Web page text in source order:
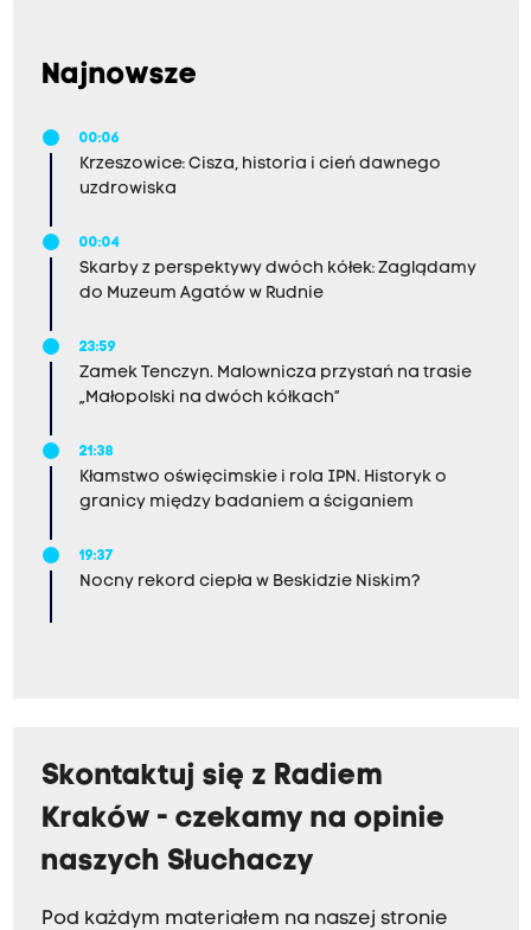
Najnowsze
00:06
Krzeszowice: Cisza, historia i cień dawnego
uzdrowiska
00:04
Skarby z perspektywy dwóch kółek: Zaglądamy
do Muzeum Agatów w Rudnie
23:59
Zamek Tenczyn. Malownicza przystań na trasie
„Małopolski na dwóch kółkach”
21:38
Kłamstwo oświęcimskie i rola IPN. Historyk o
granicy między badaniem a ściganiem
19:37
Nocny rekord ciepła w Beskidzie Niskim?
Skontaktuj się z Radiem
Kraków - czekamy na opinie
naszych Słuchaczy
Pod każdym materiałem na naszej stronie